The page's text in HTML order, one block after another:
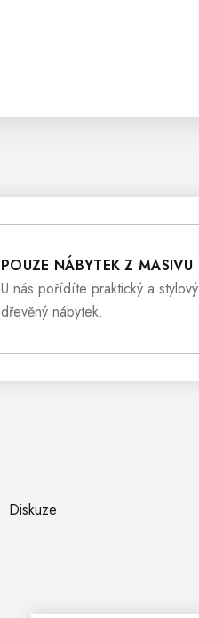
POUZE NÁBYTEK Z MASIVU
U nás pořídíte praktický a stylový
dřevěný nábytek.
Diskuze